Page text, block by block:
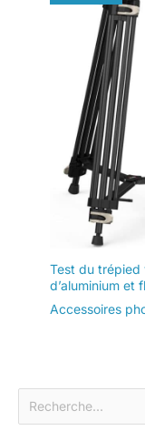
Test du trépied
d’aluminium et
Accessoires